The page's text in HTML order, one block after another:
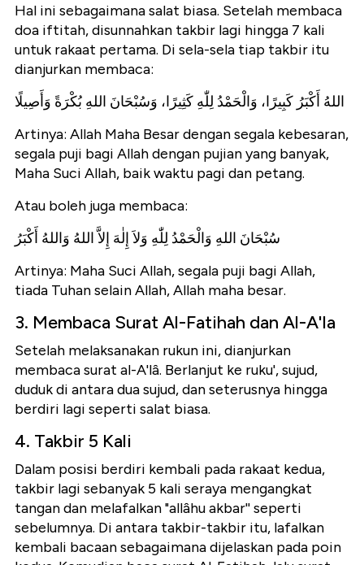
Hal ini sebagaimana salat biasa. Setelah membaca
doa iftitah, disunnahkan takbir lagi hingga 7 kali
untuk rakaat pertama. Di sela-sela tiap takbir itu
dianjurkan membaca:
اللهُ أَكْبَرُ كَبِيرًا، وَالْحَمْدُ لِلّٰهِ كَثِيرًا، وَسُبْحَانَ اللهِ بُكْرَةً وَأَصِيلًا
Artinya: Allah Maha Besar dengan segala kebesaran,
segala puji bagi Allah dengan pujian yang banyak,
Maha Suci Allah, baik waktu pagi dan petang.
Atau boleh juga membaca:
سُبْحَانَ اللهِ وَالْحَمْدُ لِلّٰهِ وَلاَ إِلٰهَ إِلاَّ اللهُ وَاللهُ أَكْبَرُ
Artinya: Maha Suci Allah, segala puji bagi Allah,
tiada Tuhan selain Allah, Allah maha besar.
3. Membaca Surat Al-Fatihah dan Al-A'la
Setelah melaksanakan rukun ini, dianjurkan
membaca surat al-A'lâ. Berlanjut ke ruku', sujud,
duduk di antara dua sujud, dan seterusnya hingga
berdiri lagi seperti salat biasa.
4. Takbir 5 Kali
Dalam posisi berdiri kembali pada rakaat kedua,
takbir lagi sebanyak 5 kali seraya mengangkat
tangan dan melafalkan "allâhu akbar'' seperti
sebelumnya. Di antara takbir-takbir itu, lafalkan
kembali bacaan sebagaimana dijelaskan pada poin